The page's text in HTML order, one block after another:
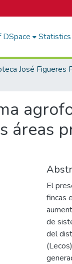
Statistics
áreas
El
fincas
de
del